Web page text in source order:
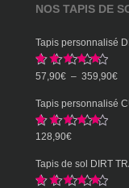
NOS TAPIS DE
Tapis personnalisé
Note 5.00
sur 5
57,90€ – 359,90€
à
Tapis personnalisé
Note
sur 5
128,90€
Tapis de sol DIRT